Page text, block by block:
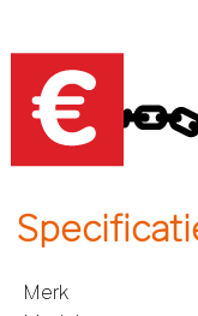
Merk